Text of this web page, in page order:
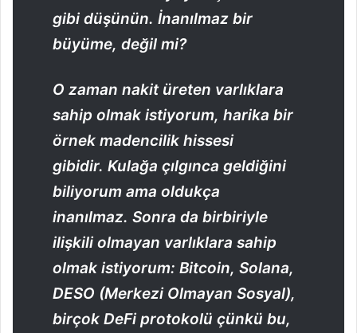
gibi düşünün. İnanılmaz bir
büyüme, değil mi?
O zaman nakit üreten varlıklara
sahip olmak istiyorum, harika bir
örnek madencilik hissesi
gibidir. Kulağa çılgınca geldiğini
biliyorum ama oldukça
inanılmaz. Sonra da birbiriyle
ilişkili olmayan varlıklara sahip
olmak istiyorum: Bitcoin, Solana,
DESO (Merkezi Olmayan Sosyal),
birçok DeFi protokolü çünkü bu,